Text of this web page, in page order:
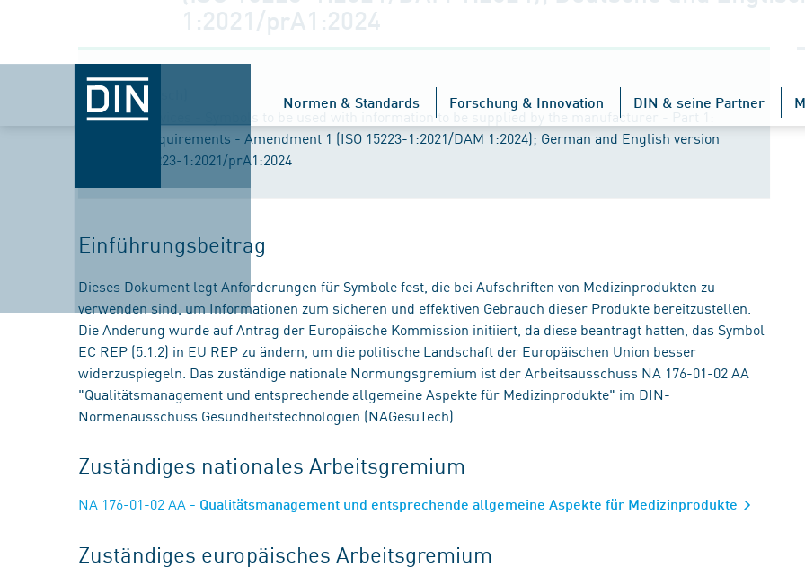
Normen & Standards Forschung & Innovation DIN & seine Partner
1:2021/prA1:2024
Titel (englisch)
Medical devices - Symbols to be used with information to be supplied by the manufacturer - Part 1:
General requirements - Amendment 1 (ISO 15223-1:2021/DAM 1:2024); German and English version
EN ISO 15223-1:2021/prA1:2024
Einführungsbeitrag
Dieses Dokument legt Anforderungen für Symbole fest, die bei Aufschriften von Medizinprodukten zu
verwenden sind, um Informationen zum sicheren und effektiven Gebrauch dieser Produkte bereitzustellen.
Die Änderung wurde auf Antrag der Europäische Kommission initiiert, da diese beantragt hatten, das Symbol
EC REP (5.1.2) in EU REP zu ändern, um die politische Landschaft der Europäischen Union besser
widerzuspiegeln. Das zuständige nationale Normungsgremium ist der Arbeitsausschuss NA 176-01-02 AA
"Qualitätsmanagement und entsprechende allgemeine Aspekte für Medizinprodukte" im DIN-
Normenausschuss Gesundheitstechnologien (NAGesuTech).
Zuständiges nationales Arbeitsgremium
NA 176-01-02 AA - Qualitätsmanagement und entsprechende allgemeine Aspekte für Medizinprodukte
Zuständiges europäisches Arbeitsgremium